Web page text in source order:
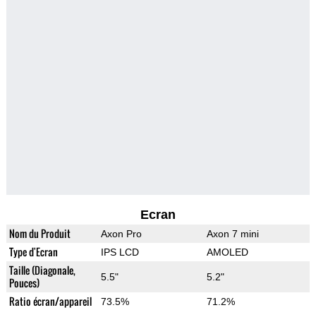
Ecran
Nom du Produit Axon Pro Axon 7 mini
Type d'Ecran IPS LCD AMOLED
Taille (Diagonale,
Pouces)
5.5" 5.2"
Ratio écran/appareil 73.5% 71.2%